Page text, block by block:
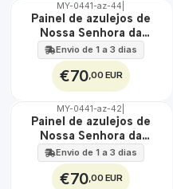
🇵🇹
100%
EXT.
MY-0441-az-44
Painel de azulejos de
Nossa Senhora da
Conceição 45 cm x 60
cm
Envio de 1 a 3 dias
€70,00 EUR
🇵🇹
100%
EXT.
MY-0441-az-42
Painel de azulejos de
Nossa Senhora da
Conceição 45 cm x 60
cm
Envio de 1 a 3 dias
€70,00 EUR